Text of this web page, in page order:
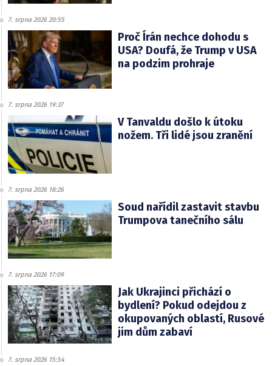
7. srpna 2026 20:55
Proč Írán nechce dohodu s
USA? Doufá, že Trump v USA
na podzim prohraje
7. srpna 2026 19:37
V Tanvaldu došlo k útoku
nožem. Tři lidé jsou zranění
7. srpna 2026 18:26
Soud nařídil zastavit stavbu
Trumpova tanečního sálu
7. srpna 2026 17:09
Jak Ukrajinci přichází o
bydlení? Pokud odejdou z
okupovaných oblastí, Rusové
jim dům zabaví
7. srpna 2026 15:54